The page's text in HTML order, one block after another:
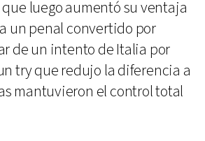
luego aumentó su ventaja
un penal convertido por
de un intento de Italia por
try que redujo la diferencia a
mantuvieron el control total